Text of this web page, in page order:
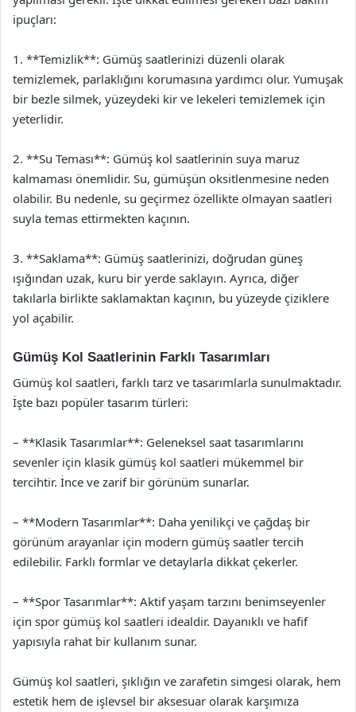
ipuçları:
1. **Temizlik**: Gümüş saatlerinizi düzenli olarak
temizlemek, parlaklığını korumasına yardımcı olur. Yumuşak
bir bezle silmek, yüzeydeki kir ve lekeleri temizlemek için
yeterlidir.
2. **Su Teması**: Gümüş kol saatlerinin suya maruz
kalmaması önemlidir. Su, gümüşün oksitlenmesine neden
olabilir. Bu nedenle, su geçirmez özellikte olmayan saatleri
suyla temas ettirmekten kaçının.
3. **Saklama**: Gümüş saatlerinizi, doğrudan güneş
ışığından uzak, kuru bir yerde saklayın. Ayrıca, diğer
takılarla birlikte saklamaktan kaçının, bu yüzeyde çiziklere
yol açabilir.
Gümüş Kol Saatlerinin Farklı Tasarımları
Gümüş kol saatleri, farklı tarz ve tasarımlarla sunulmaktadır.
İşte bazı popüler tasarım türleri:
– **Klasik Tasarımlar**: Geleneksel saat tasarımlarını
sevenler için klasik gümüş kol saatleri mükemmel bir
tercihtir. İnce ve zarif bir görünüm sunarlar.
– **Modern Tasarımlar**: Daha yenilikçi ve çağdaş bir
görünüm arayanlar için modern gümüş saatler tercih
edilebilir. Farklı formlar ve detaylarla dikkat çekerler.
– **Spor Tasarımlar**: Aktif yaşam tarzını benimseyenler
için spor gümüş kol saatleri idealdir. Dayanıklı ve hafif
yapısıyla rahat bir kullanım sunar.
Gümüş kol saatleri, şıklığın ve zarafetin simgesi olarak, hem
estetik hem de işlevsel bir aksesuar olarak karşımıza